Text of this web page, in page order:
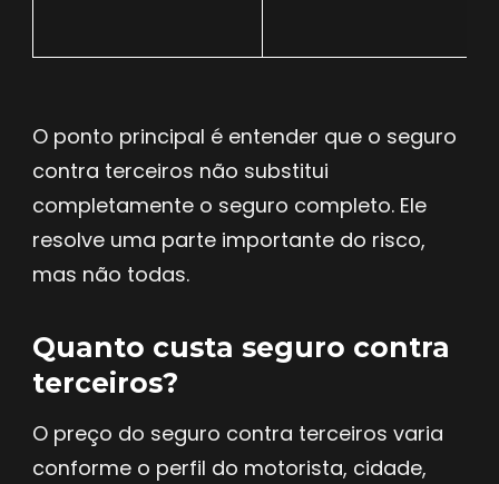
O ponto principal é entender que o seguro
contra terceiros não substitui
completamente o seguro completo. Ele
resolve uma parte importante do risco,
mas não todas.
Quanto custa seguro contra
terceiros?
O preço do seguro contra terceiros varia
conforme o perfil do motorista, cidade,